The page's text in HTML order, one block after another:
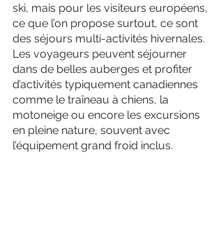
ski, mais pour les visiteurs européens,
ce que l’on propose surtout, ce sont
des séjours multi-activités hivernales.
Les voyageurs peuvent séjourner
dans de belles auberges et profiter
d’activités typiquement canadiennes
comme le traîneau à chiens, la
motoneige ou encore les excursions
en pleine nature, souvent avec
l’équipement grand froid inclus.